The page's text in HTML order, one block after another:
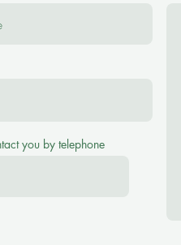
を受け付けます。(¥2500
you by telephone